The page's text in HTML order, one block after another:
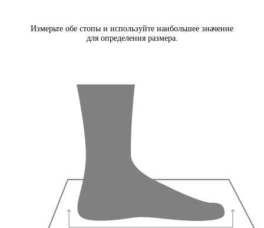
Измерьте обе стопы и используйте наибольшее значение
для определения размера.